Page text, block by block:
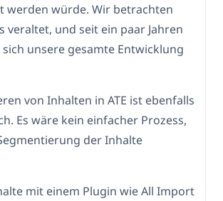
werden würde. Wir betrachten
veraltet, und seit ein paar Jahren
unsere gesamte Entwicklung
von Inhalten in ATE ist ebenfalls
Es wäre kein einfacher Prozess,
der Inhalte
mit einem Plugin wie All Import